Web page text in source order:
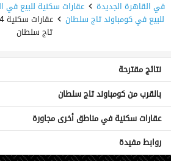
في القاهرة الجديدة عقارات سكنية للبيع في
للبيع في كومباوند تاج سلطان
تاج سلطان
عقارات استوديو للبيع في كومباوند تاج سلطان
عقارات 2 غرفة نوم للبيع في كومباوند تاج سلطان
عقارات 3 غرف نوم للبيع في كومباوند تاج سلطان
عقارات 5 غرف نوم للبيع في كومباوند تاج سلطان
شقق للبيع في كومباوند تاج سلطان
نتائج مقترحة
عقارات 4 غرف نوم للبيع في كومباوند تاج سيتي
عقارات 4 غرف نوم للبيع في كلوب سايد تاج سيتي
عقارات 4 غرف نوم للبيع في كومباوند رويال مكسيم
بالقرب من كومباوند تاج سلطان
عقارات للبيع في القطامية
عقارات سكنية في مناطق أخرى مجاورة
روابط مفيدة